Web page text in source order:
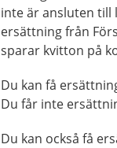
inte är ansluten till
ersättning från
sparar kvitton på
Du kan få
Du får inte
Du kan också få